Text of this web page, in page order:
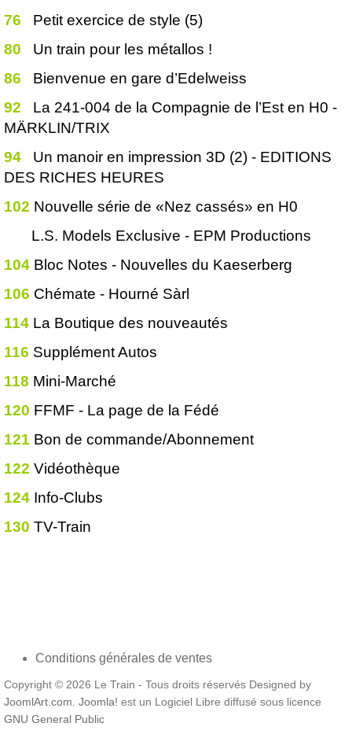
76
Petit exercice de style (5)
80
Un train pour les métallos !
86
Bienvenue en gare d’Edelweiss
92
La 241-004 de la Compagnie de l’Est en H0 -
MÄRKLIN/TRIX
94
Un manoir en impression 3D (2) - EDITIONS
DES RICHES HEURES
102 Nouvelle série de «Nez cassés» en H0
L.S. Models Exclusive - EPM Productions
104 Bloc Notes - Nouvelles du Kaeserberg
106 Chémate - Hourné Sàrl
114 La Boutique des nouveautés
116 Supplément Autos
118 Mini-Marché
120 FFMF - La page de la Fédé
121 Bon de commande/Abonnement
122 Vidéothèque
124 Info-Clubs
130 TV-Train
Conditions générales de ventes
Copyright © 2026 Le Train - Tous droits réservés Designed by
JoomlArt.com. Joomla! est un Logiciel Libre diffusé sous licence
GNU General Public